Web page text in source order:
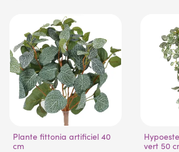
Plante fittonia artificiel 40
cm
Hypoestes mini artificiel
vert 50